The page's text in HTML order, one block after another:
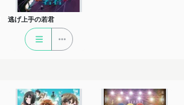
逃げ上手の若君